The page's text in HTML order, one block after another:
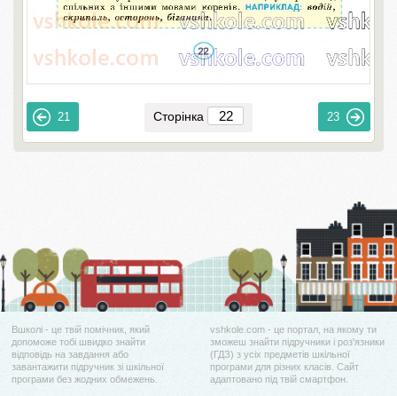
21 Сторінка 23
Вшколі - це твій помічник, який
допоможе тобі швидко знайти
відповідь на завдання або
завантажити підручник зі шкільної
програми без жодних обмежень.
vshkole.com - це портал, на якому ти
зможеш знайти підручники і роз'язники
(ГДЗ) з усіх предметів шкільної
програми для різних класів. Сайт
адаптовано під твій смартфон.